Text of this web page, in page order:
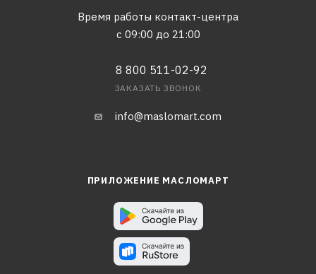
Время работы контакт-центра
с 09:00 до 21:00
8 800 511-02-92
ЗАКАЗАТЬ ЗВОНОК
info@maslomart.com
ПРИЛОЖЕНИЕ МАСЛОМАРТ